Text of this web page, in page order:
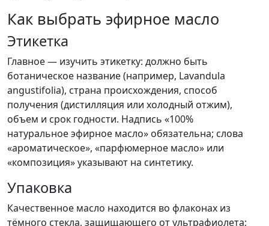
Как выбрать эфирное масло
Этикетка
Главное — изучить этикетку: должно быть
ботаническое название (например, Lavandula
angustifolia), страна происхождения, способ
получения (дистилляция или холодный отжим),
объем и срок годности. Надпись «100%
натуральное эфирное масло» обязательна; слова
«ароматическое», «парфюмерное масло» или
«композиция» указывают на синтетику.
Упаковка
Качественное масло находится во флаконах из
тёмного стекла, защищающего от ультрафиолета;